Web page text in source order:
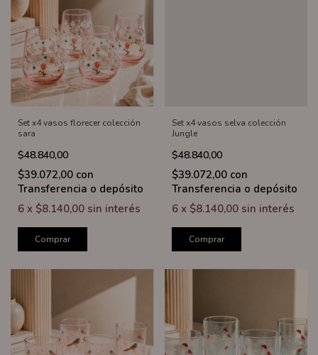
Set x4 vasos florecer colección
sara
$48.840,00
$39.072,00 con
Transferencia o depósito
6 x $8.140,00 sin interés
Comprar
Set x4 vasos selva colección
Jungle
$48.840,00
$39.072,00 con
Transferencia o depósito
6 x $8.140,00 sin interés
Comprar